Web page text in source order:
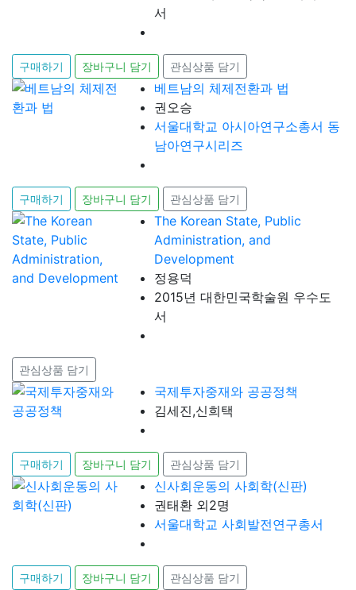
서
구매하기 장바구니 담기 관심상품 담기
베트남의 체제전환과 법
권오승
서울대학교 아시아연구소총서 동
남아연구시리즈
구매하기 장바구니 담기 관심상품 담기
The Korean State, Public
Administration, and
Development
정용덕
2015년 대한민국학술원 우수도
서
관심상품 담기
국제투자중재와 공공정책
김세진,신희택
구매하기 장바구니 담기 관심상품 담기
신사회운동의 사회학(신판)
권태환 외2명
서울대학교 사회발전연구총서
구매하기 장바구니 담기 관심상품 담기